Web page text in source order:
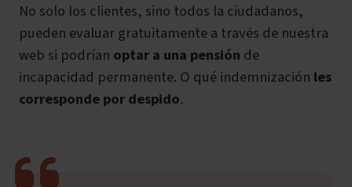
No solo los clientes, sino todos la ciudadanos,
pueden evaluar gratuitamentea través de nuestra
web si podrían optar a una pensión de
incapacidad permanente. O qué indemnización les
corresponde por despido.